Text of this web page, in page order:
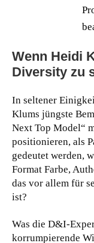
Wenn Heidi
Diversity zu
In seltener
Klums jüngste
Next Top Model“
positionieren, als
gedeutet werden,
Format Farbe,
das vor allem für
ist?
Was die D&I-
korrumpierende